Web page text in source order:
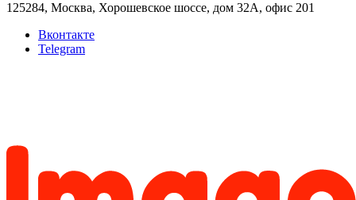
125284, Москва, Хорошевское шоссе, дом 32А, офис 201
Вконтакте
Telegram